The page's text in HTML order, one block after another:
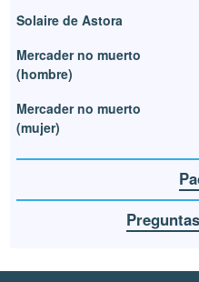
Solaire de Astora
Mercader no muerto
(hombre)
Mercader no muerto
(mujer)